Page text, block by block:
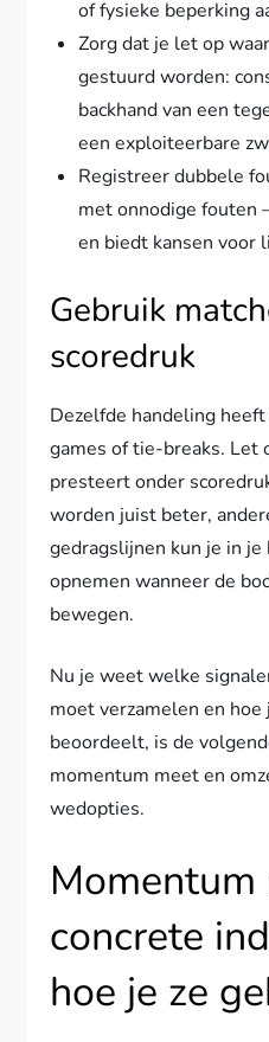
of fysieke beperking
Zorg dat je let op
gestuurd worden:
backhand van een
een exploiteerbare
Registreer dubbele
met onnodige fouten
en biedt kansen voor
Gebruik
scoredruk
Dezelfde handeling
games of tie-breaks. Let
presteert onder
worden juist beter,
gedragslijnen kun je in
opnemen wanneer de
bewegen.
Nu je weet welke
moet verzamelen en
beoordeelt, is de
momentum meet en
wedopties.
Momentum
concrete
hoe je ze